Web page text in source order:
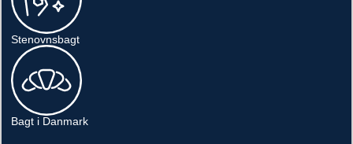
Stenovnsbagt
Bagt i Danmark